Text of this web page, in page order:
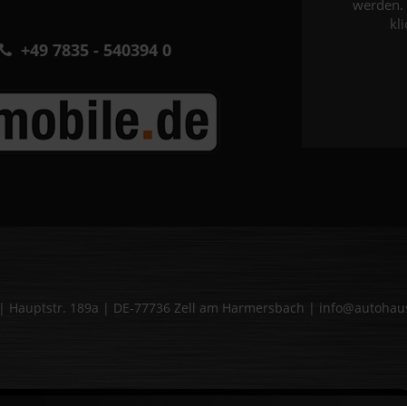
+49 7835 - 540394 0
werden.
| Hauptstr. 189a | DE-77736 Zell am Harmersbach |